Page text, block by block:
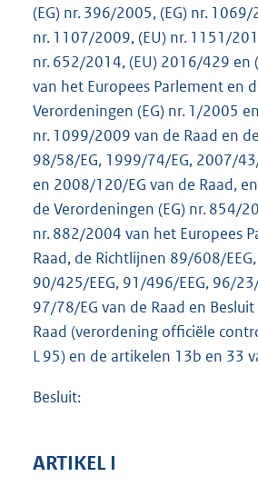
(EG) nr. 396/2005, (EG) nr. 1069/
nr. 1107/2009, (EU) nr. 1151/
nr. 652/2014, (EU) 2016/429 en
van het Europees Parlement en
Verordeningen (EG) nr. 1/2005
nr. 1099/2009 van de Raad en
98/58/EG, 1999/74/EG, 2007/
en 2008/120/EG van de Raad,
de Verordeningen (EG) nr. 854/
nr. 882/2004 van het Europees
Raad, de Richtlijnen 89/608/
90/425/EEG, 91/496/EEG, 96/
97/78/EG van de Raad en
Raad (verordening officiële
L 95) en de artikelen 13b en 33
Besluit:
ARTIKEL I